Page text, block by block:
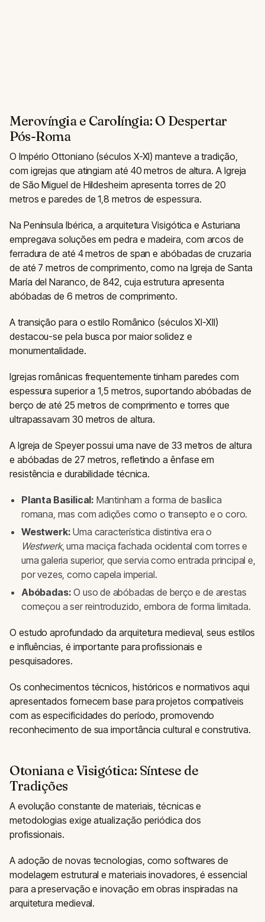
Merovíngia e Carolíngia: O Despertar
Pós-Roma
O Império Ottoniano (séculos X-XI) manteve a tradição,
com igrejas que atingiam até 40 metros de altura. A Igreja
de São Miguel de Hildesheim apresenta torres de 20
metros e paredes de 1,8 metros de espessura.
Na Península Ibérica, a arquitetura Visigótica e Asturiana
empregava soluções em pedra e madeira, com arcos de
ferradura de até 4 metros de span e abóbadas de cruzaria
de até 7 metros de comprimento, como na Igreja de Santa
María del Naranco, de 842, cuja estrutura apresenta
abóbadas de 6 metros de comprimento.
A transição para o estilo Românico (séculos XI-XII)
destacou-se pela busca por maior solidez e
monumentalidade.
Igrejas românicas frequentemente tinham paredes com
espessura superior a 1,5 metros, suportando abóbadas de
berço de até 25 metros de comprimento e torres que
ultrapassavam 30 metros de altura.
A Igreja de Speyer possui uma nave de 33 metros de altura
e abóbadas de 27 metros, refletindo a ênfase em
resistência e durabilidade técnica.
Planta Basilical: Mantinham a forma de basílica
romana, mas com adições como o transepto e o coro.
Westwerk: Uma característica distintiva era o
Westwerk, uma maciça fachada ocidental com torres e
uma galeria superior, que servia como entrada principal e,
por vezes, como capela imperial.
Abóbadas: O uso de abóbadas de berço e de arestas
começou a ser reintroduzido, embora de forma limitada.
O estudo aprofundado da arquitetura medieval, seus estilos
e influências, é importante para profissionais e
pesquisadores.
Os conhecimentos técnicos, históricos e normativos aqui
apresentados fornecem base para projetos compatíveis
com as especificidades do período, promovendo
reconhecimento de sua importância cultural e construtiva.
Otoniana e Visigótica: Síntese de
Tradições
A evolução constante de materiais, técnicas e
metodologias exige atualização periódica dos
profissionais.
A adoção de novas tecnologias, como softwares de
modelagem estrutural e materiais inovadores, é essencial
para a preservação e inovação em obras inspiradas na
arquitetura medieval.